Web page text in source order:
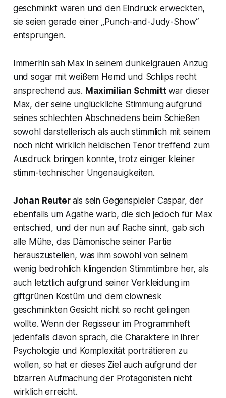
geschminkt waren und den Eindruck erweckten,
sie seien gerade einer „Punch-and-Judy-Show“
entsprungen.
Immerhin sah Max in seinem dunkelgrauen Anzug
und sogar mit weißem Hemd und Schlips recht
ansprechend aus. Maximilian Schmitt war dieser
Max, der seine unglückliche Stimmung aufgrund
seines schlechten Abschneidens beim Schießen
sowohl darstellerisch als auch stimmlich mit seinem
noch nicht wirklich heldischen Tenor treffend zum
Ausdruck bringen konnte, trotz einiger kleiner
stimm-technischer Ungenauigkeiten.
Johan Reuter als sein Gegenspieler Caspar, der
ebenfalls um Agathe warb, die sich jedoch für Max
entschied, und der nun auf Rache sinnt, gab sich
alle Mühe, das Dämonische seiner Partie
herauszustellen, was ihm sowohl von seinem
wenig bedrohlich klingenden Stimmtimbre her, als
auch letztlich aufgrund seiner Verkleidung im
giftgrünen Kostüm und dem clownesk
geschminkten Gesicht nicht so recht gelingen
wollte. Wenn der Regisseur im Programmheft
jedenfalls davon sprach, die Charaktere in ihrer
Psychologie und Komplexität porträtieren zu
wollen, so hat er dieses Ziel auch aufgrund der
bizarren Aufmachung der Protagonisten nicht
wirklich erreicht.